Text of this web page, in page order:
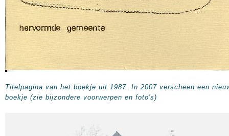
Titelpagina van het boekje uit 1987. In 2007 verscheen een
boekje (zie bijzondere voorwerpen en foto's)